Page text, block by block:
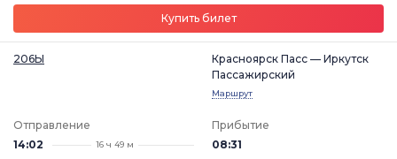
Купить билет
206Ы
Красноярск Пасс — Иркутск
Пассажирский
Маршрут
Отправление
14:02
16 ч 49 м
Прибытие
08:31